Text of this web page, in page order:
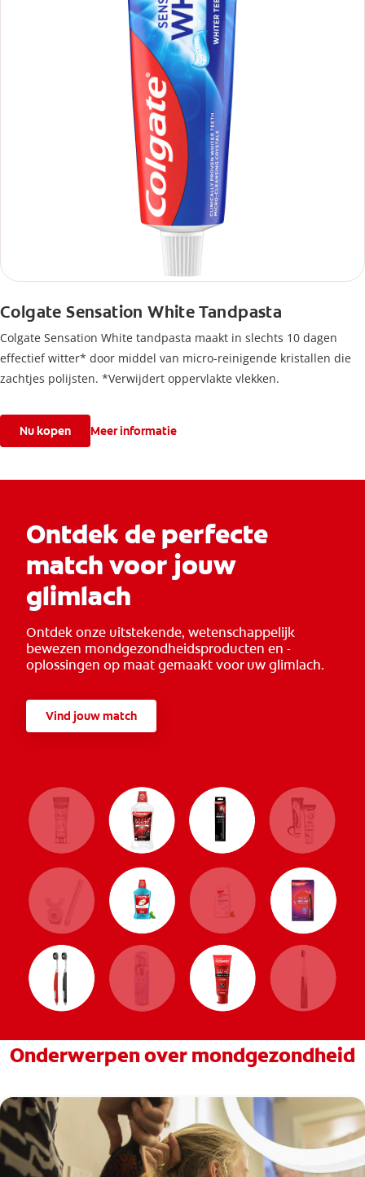
Colgate Sensation White Tandpasta
Colgate Sensation White tandpasta maakt in slechts 10 dagen
effectief witter* door middel van micro-reinigende kristallen die
zachtjes polijsten. *Verwijdert oppervlakte vlekken.
Nu kopen Meer informatie
Ontdek de perfecte
match voor jouw
glimlach
Ontdek onze uitstekende, wetenschappelijk
bewezen mondgezondheidsproducten en -
oplossingen op maat gemaakt voor uw glimlach.
Vind jouw match
Onderwerpen over mondgezondheid